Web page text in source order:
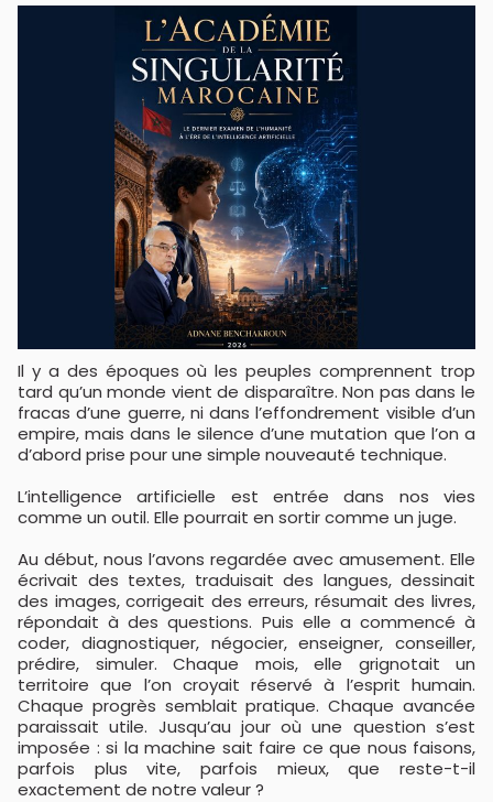
Il y a des époques où les peuples comprennent trop
tard qu’un monde vient de disparaître. Non pas dans le
fracas d’une guerre, ni dans l’effondrement visible d’un
empire, mais dans le silence d’une mutation que l’on a
d’abord prise pour une simple nouveauté technique.
L’intelligence artificielle est entrée dans nos vies
comme un outil. Elle pourrait en sortir comme un juge.
Au début, nous l’avons regardée avec amusement. Elle
écrivait des textes, traduisait des langues, dessinait
des images, corrigeait des erreurs, résumait des livres,
répondait à des questions. Puis elle a commencé à
coder, diagnostiquer, négocier, enseigner, conseiller,
prédire, simuler. Chaque mois, elle grignotait un
territoire que l’on croyait réservé à l’esprit humain.
Chaque progrès semblait pratique. Chaque avancée
paraissait utile. Jusqu’au jour où une question s’est
imposée : si la machine sait faire ce que nous faisons,
parfois plus vite, parfois mieux, que reste-t-il
exactement de notre valeur ?